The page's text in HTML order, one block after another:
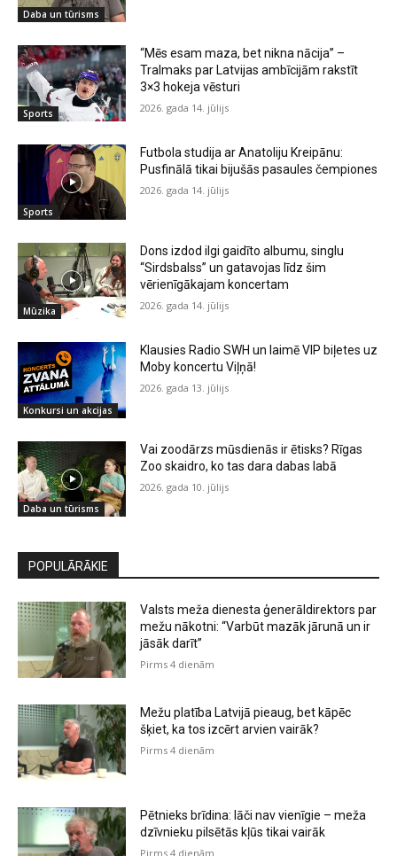
Daba un tūrisms
Sports
“Mēs esam maza, bet nikna nācija” –
Tralmaks par Latvijas ambīcijām rakstīt
3×3 hokeja vēsturi
2026. gada 14. jūlijs
Sports
Futbola studija ar Anatoliju Kreipānu:
Pusfinālā tikai bijušās pasaules čempiones
2026. gada 14. jūlijs
Mūzika
Dons izdod ilgi gaidīto albumu, singlu
“Sirdsbalss” un gatavojas līdz šim
vērienīgākajam koncertam
2026. gada 14. jūlijs
Konkursi un akcijas
Klausies Radio SWH un laimē VIP biļetes uz
Moby koncertu Viļņā!
2026. gada 13. jūlijs
Daba un tūrisms
Vai zoodārzs mūsdienās ir ētisks? Rīgas
Zoo skaidro, ko tas dara dabas labā
2026. gada 10. jūlijs
POPULĀRĀKIE
Valsts meža dienesta ģenerāldirektors par
mežu nākotni: “Varbūt mazāk jārunā un ir
jāsāk darīt”
Pirms 4 dienām
Mežu platība Latvijā pieaug, bet kāpēc
šķiet, ka tos izcērt arvien vairāk?
Pirms 4 dienām
Pētnieks brīdina: lāči nav vienīgie – meža
dzīvnieku pilsētās kļūs tikai vairāk
Pirms 4 dienām